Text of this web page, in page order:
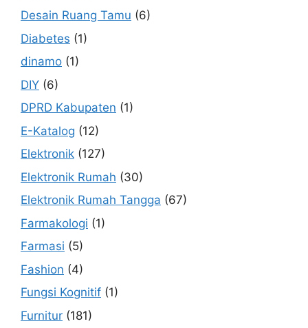
Desain Ruang Tamu (6)
Diabetes (1)
dinamo (1)
DIY (6)
DPRD Kabupaten (1)
E-Katalog (12)
Elektronik (127)
Elektronik Rumah (30)
Elektronik Rumah Tangga (67)
Farmakologi (1)
Farmasi (5)
Fashion (4)
Fungsi Kognitif (1)
Furnitur (181)